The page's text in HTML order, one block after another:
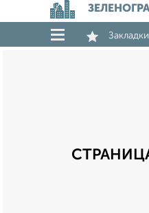
Закладки